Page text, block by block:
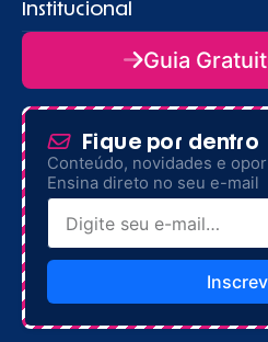
Institucional
Guia
Fique por dentro
Conteúdo, novidades e
Ensina direto no seu e-mail